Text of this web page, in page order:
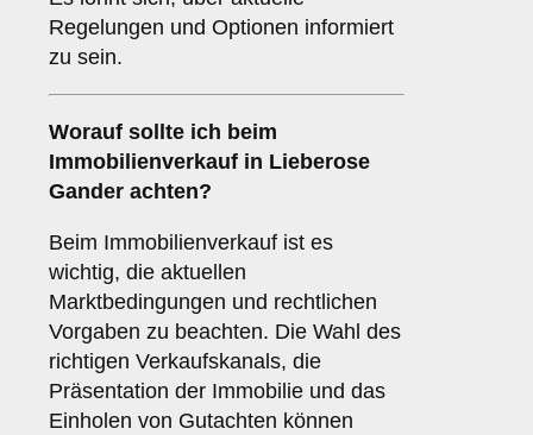
Regelungen und Optionen informiert
zu sein.
Worauf sollte ich beim
Immobilienverkauf in Lieberose
Gander achten?
Beim Immobilienverkauf ist es
wichtig, die aktuellen
Marktbedingungen und rechtlichen
Vorgaben zu beachten. Die Wahl des
richtigen Verkaufskanals, die
Präsentation der Immobilie und das
Einholen von Gutachten können